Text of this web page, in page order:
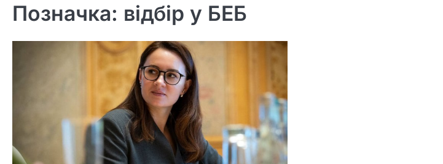
Позначка: відбір у БЕБ